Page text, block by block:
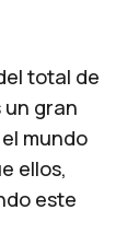
total de
un gran
mundo
ellos,
este